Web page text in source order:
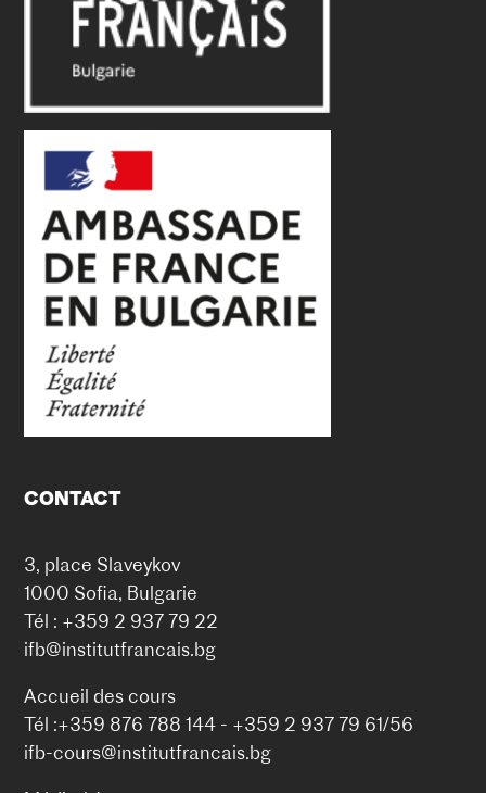
CONTACT
3, place Slaveykov
1000 Sofia, Bulgarie
Tél : +359 2 937 79 22
ifb@institutfrancais.bg
Accueil des cours
Tél :+359 876 788 144 - +359 2 937 79 61/56
ifb-cours@institutfrancais.bg